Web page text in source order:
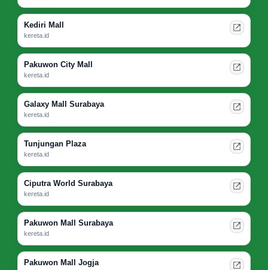
Kediri Mall
kereta.id
Pakuwon City Mall
kereta.id
Galaxy Mall Surabaya
kereta.id
Tunjungan Plaza
kereta.id
Ciputra World Surabaya
kereta.id
Pakuwon Mall Surabaya
kereta.id
Pakuwon Mall Jogja